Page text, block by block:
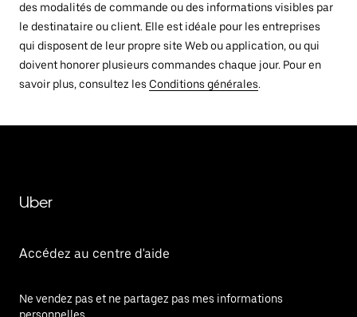
des modalités de commande ou des informations visibles par
le destinataire ou client. Elle est idéale pour les entreprises
qui disposent de leur propre site Web ou application, ou qui
doivent honorer plusieurs commandes chaque jour. Pour en
savoir plus, consultez les Conditions générales.
Uber
Accédez au centre d'aide
Ne vendez pas et ne partagez pas mes informations